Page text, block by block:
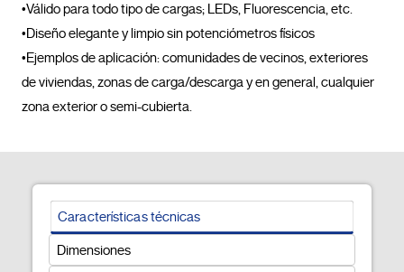
•Válido para todo tipo de cargas; LEDs, Fluorescencia, etc.
•Diseño elegante y limpio sin potenciómetros físicos
•Ejemplos de aplicación: comunidades de vecinos, exteriores
de viviendas, zonas de carga/descarga y en general, cualquier
Características técnicas
Dimensiones